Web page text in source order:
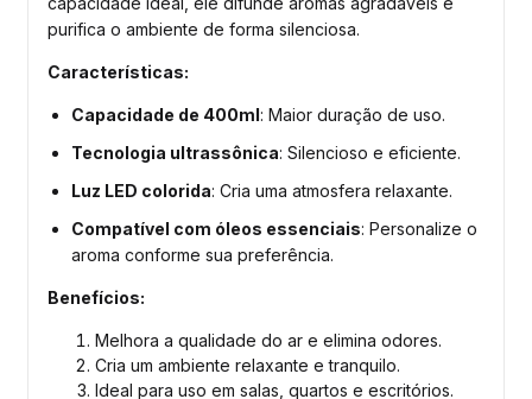
purifica o ambiente de forma silenciosa.
Características:
Capacidade de 400ml: Maior duração de uso.
Tecnologia ultrassônica: Silencioso e eficiente.
Luz LED colorida: Cria uma atmosfera relaxante.
Compatível com óleos essenciais: Personalize o
aroma conforme sua preferência.
Benefícios:
Melhora a qualidade do ar e elimina odores.
Cria um ambiente relaxante e tranquilo.
Ideal para uso em salas, quartos e escritórios.